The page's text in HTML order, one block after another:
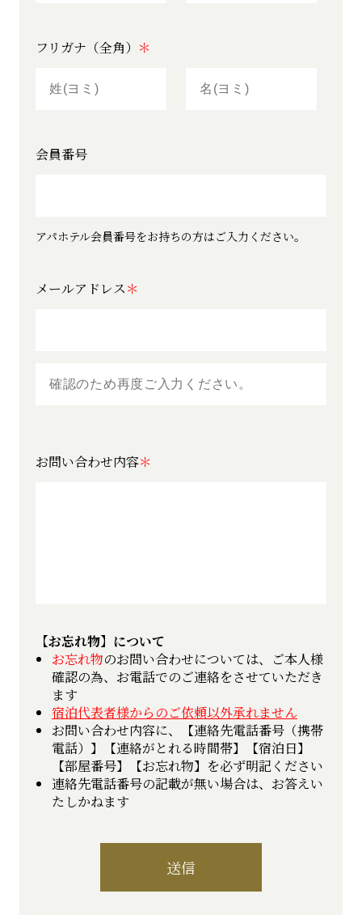
フリガナ（全角）
会員番号
アパホテル会員番号をお持ちの方はご入力ください。
メールアドレス
お問い合わせ内容
【お忘れ物】について
お忘れ物のお問い合わせについては、ご本人様
確認の為、お電話でのご連絡をさせていただき
ます
宿泊代表者様からのご依頼以外承れません
お問い合わせ内容に、【連絡先電話番号（携帯
電話）】【連絡がとれる時間帯】【宿泊日】
【部屋番号】【お忘れ物】を必ず明記ください
連絡先電話番号の記載が無い場合は、お答えい
たしかねます
送信